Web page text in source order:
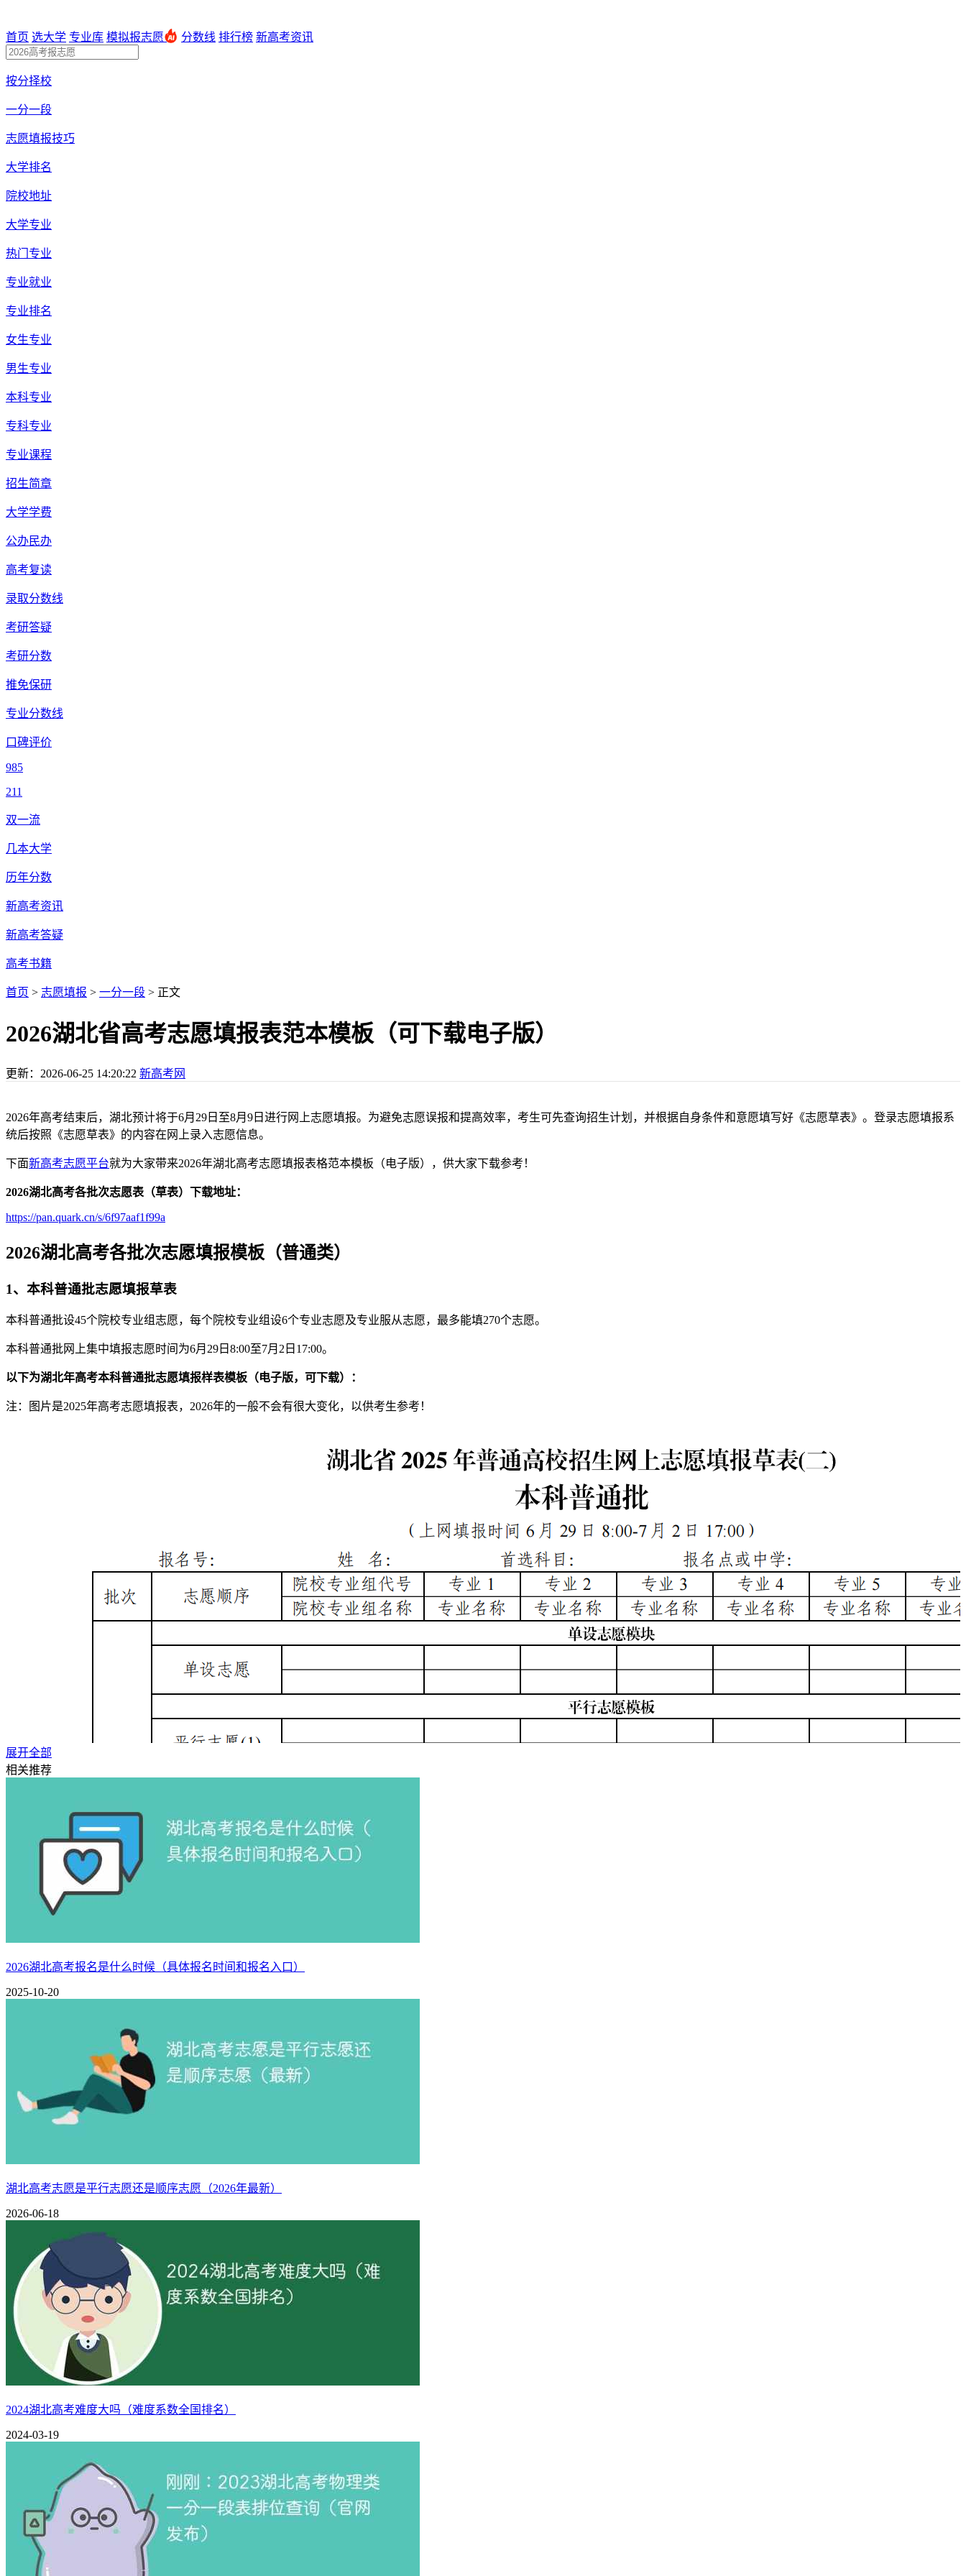
首页 选大学 专业库 模拟报志愿 分数线 排行榜 新高考资讯
按分择校
一分一段
志愿填报技巧
大学排名
院校地址
大学专业
热门专业
专业就业
专业排名
女生专业
男生专业
本科专业
专科专业
专业课程
招生简章
大学学费
公办民办
高考复读
录取分数线
考研答疑
考研分数
推免保研
专业分数线
口碑评价
985
211
双一流
几本大学
历年分数
新高考资讯
新高考答疑
高考书籍
首页 > 志愿填报 > 一分一段 > 正文
2026湖北省高考志愿填报表范本模板（可下载电子版）
更新： 2026-06-25 14:20:22 新高考网
2026年高考结束后，湖北预计将于6月29日至8月9日进行网上志愿填报。为避免志愿误报和提高效率，考生可先查询招生计划，并根据自身条件和意愿填写好《志愿草表》。登录志愿填报系
统后按照《志愿草表》的内容在网上录入志愿信息。
下面新高考志愿平台就为大家带来2026年湖北高考志愿填报表格范本模板（电子版），供大家下载参考！
2026湖北高考各批次志愿表（草表）下载地址：
https://pan.quark.cn/s/6f97aaf1f99a
2026湖北高考各批次志愿填报模板（普通类）
1、本科普通批志愿填报草表
本科普通批设45个院校专业组志愿，每个院校专业组设6个专业志愿及专业服从志愿，最多能填270个志愿。
本科普通批网上集中填报志愿时间为6月29日8:00至7月2日17:00。
以下为湖北年高考本科普通批志愿填报样表模板（电子版，可下载）：
注：图片是2025年高考志愿填报表，2026年的一般不会有很大变化，以供考生参考！
展开全部
相关推荐
2026湖北高考报名是什么时候（具体报名时间和报名入口）
2025-10-20
湖北高考志愿是平行志愿还是顺序志愿（2026年最新）
2026-06-18
2024湖北高考难度大吗（难度系数全国排名）
2024-03-19